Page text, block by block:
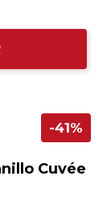
Cuvée
-41%